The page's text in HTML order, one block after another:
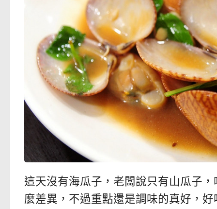
這天沒有海瓜子，老闆說只有山瓜子
麼差異，不過重點還是調味的真好，好